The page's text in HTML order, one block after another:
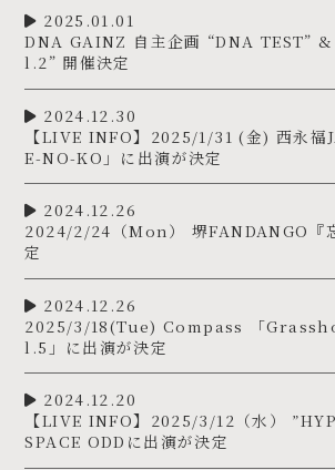
2025.01.01
DNA GAINZ 自主企画 “DNA TEST”
l.2” 開催決定
2024.12.30
【LIVE INFO】2025/1/31 (金) 西永
E-NO-KO」に出演が決定
2024.12.26
2024/2/24（Mon） 堺FANDANGO『
定
2024.12.26
2025/3/18(Tue) Compass 「
l.5」に出演が決定
2024.12.20
【LIVE INFO】2025/3/12（水）
SPACE ODDに出演が決定